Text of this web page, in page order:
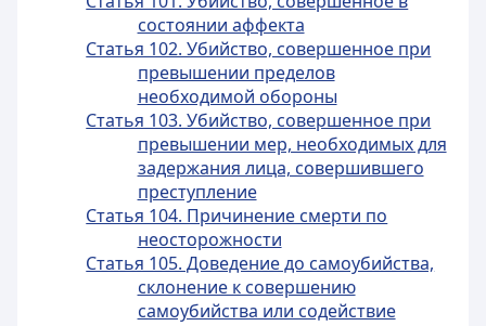
состоянии аффекта
Статья 102. Убийство, совершенное при
превышении пределов
необходимой обороны
Статья 103. Убийство, совершенное при
превышении мер, необходимых для
задержания лица, совершившего
преступление
Статья 104. Причинение смерти по
неосторожности
Статья 105. Доведение до самоубийства,
склонение к совершению
самоубийства или содействие